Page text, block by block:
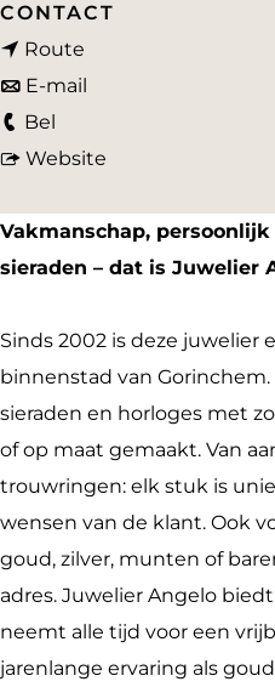
l
i
r
A
n
g
e
l
o
CONTACT
Route
a
r
u
w
l
i
e
r
A
n
g
e
l
o
E-mail
a
J
u
e
l
i
e
r
A
n
g
e
l
Bel
u
e
l
e
r
A
n
g
e
l
o
Website
n
J
w
e
l
i
e
r
A
n
g
e
Vakmanschap,
sieraden – dat is Juwelier
Sinds 2002 is deze juwelier
binnenstad van
sieraden en horloges met
of op maat gemaakt. Van
trouwringen: elk stuk is
wensen van de klant. Ook
goud, zilver, munten of
adres. Juwelier Angelo
neemt alle tijd voor een
jarenlange ervaring als